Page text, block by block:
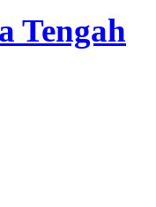
Tengah